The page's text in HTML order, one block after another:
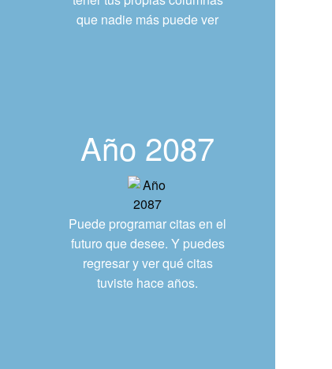
que nadie más puede ver
Año 2087
Puede programar citas en el
futuro que desee. Y puedes
regresar y ver qué citas
tuviste hace años.